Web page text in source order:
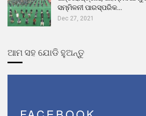
ସମ୍ମିଳନୀ ପାରସ୍ପରିକ…
Dec 27, 2021
ଆମ ସହ ଯୋଡି ହୁଅନ୍ତୁ